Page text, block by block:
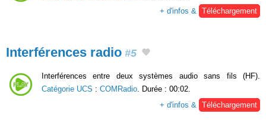
+ d'infos &
Téléchargement
Interférences radio #5
Interférences entre deux systèmes audio sans fils (HF).
Catégorie UCS : COMRadio. Durée : 00:02.
+ d'infos & Téléchargement